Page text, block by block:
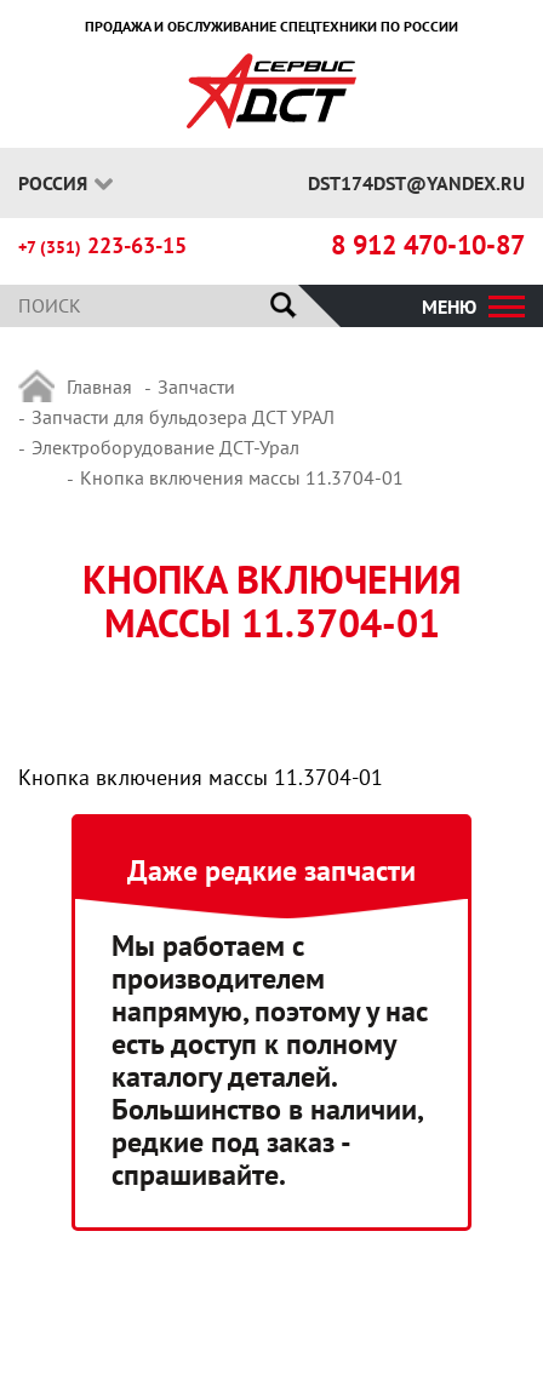
ПРОДАЖА И ОБСЛУЖИВАНИЕ СПЕЦТЕХНИКИ ПО РОССИИ
РОССИЯ DST174DST@YANDEX.RU
+7 (351) 223-63-15 8 912 470-10-87
МЕНЮ
Главная
Запчасти
Запчасти для бульдозера ДСТ УРАЛ
Электроборудование ДСТ-Урал
Кнопка включения массы 11.3704-01
КНОПКА ВКЛЮЧЕНИЯ
МАССЫ 11.3704-01
Кнопка включения массы 11.3704-01
Даже редкие запчасти
Мы работаем с
производителем
напрямую, поэтому у нас
есть доступ к полному
каталогу деталей.
Большинство в наличии,
редкие под заказ -
спрашивайте.